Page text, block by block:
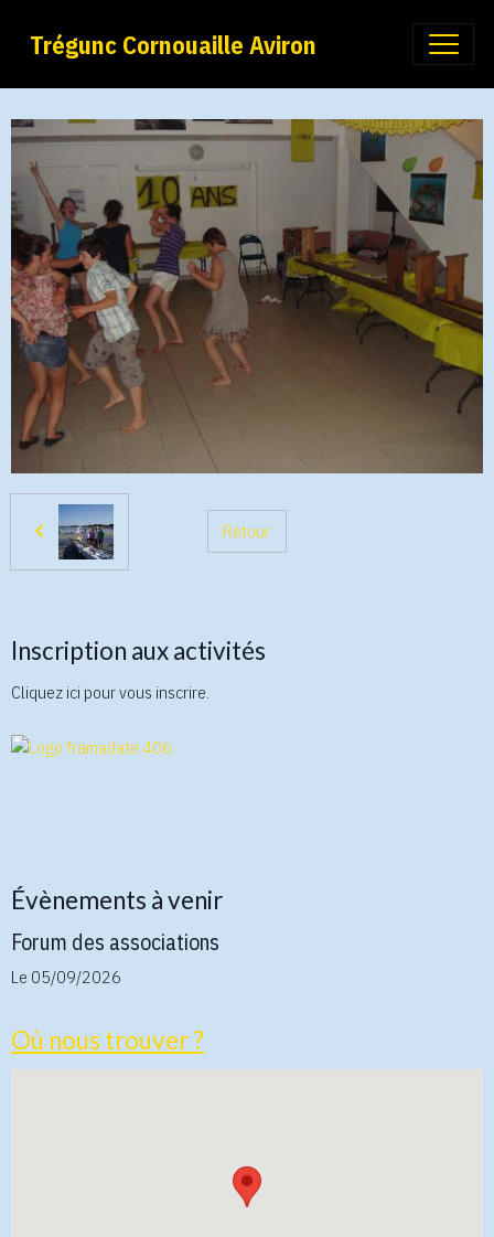
Trégunc Cornouaille Aviron
Retour
Inscription aux activités
Cliquez ici pour vous inscrire.
Évènements à venir
Forum des associations
Le 05/09/2026
Où nous trouver ?